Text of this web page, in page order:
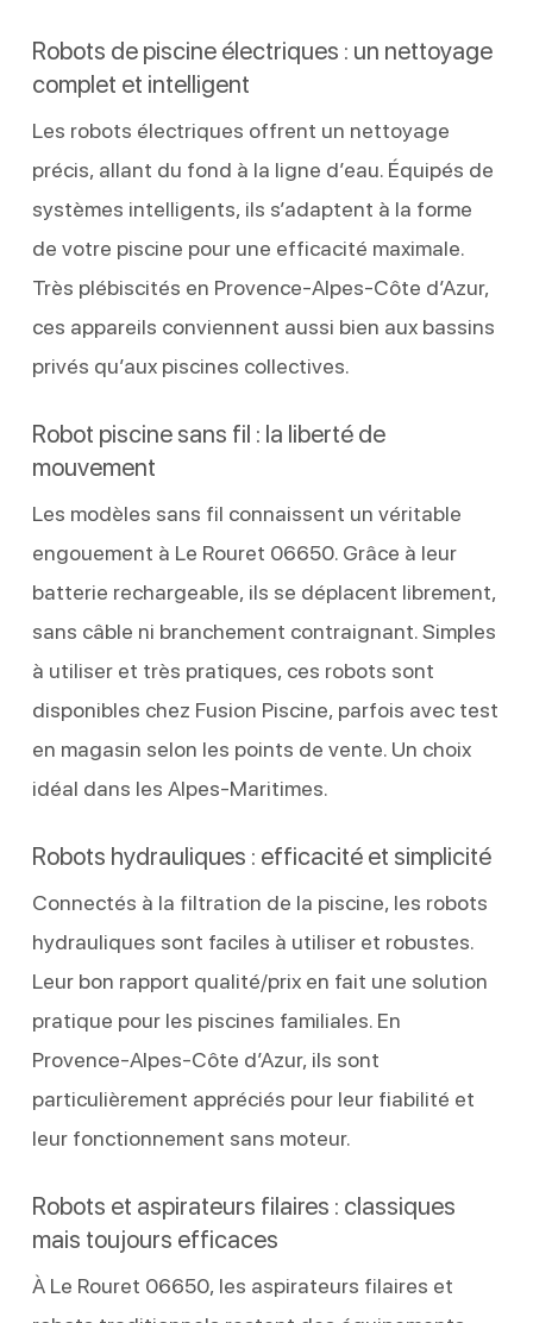
Robots de piscine électriques : un nettoyage
complet et intelligent
Les robots électriques offrent un nettoyage
précis, allant du fond à la ligne d’eau. Équipés de
systèmes intelligents, ils s’adaptent à la forme
de votre piscine pour une efficacité maximale.
Très plébiscités en Provence-Alpes-Côte d’Azur,
ces appareils conviennent aussi bien aux bassins
privés qu’aux piscines collectives.
Robot piscine sans fil : la liberté de
mouvement
Les modèles sans fil connaissent un véritable
engouement à Le Rouret 06650. Grâce à leur
batterie rechargeable, ils se déplacent librement,
sans câble ni branchement contraignant. Simples
à utiliser et très pratiques, ces robots sont
disponibles chez Fusion Piscine, parfois avec test
en magasin selon les points de vente. Un choix
idéal dans les Alpes-Maritimes.
Robots hydrauliques : efficacité et simplicité
Connectés à la filtration de la piscine, les robots
hydrauliques sont faciles à utiliser et robustes.
Leur bon rapport qualité/prix en fait une solution
pratique pour les piscines familiales. En
Provence-Alpes-Côte d’Azur, ils sont
particulièrement appréciés pour leur fiabilité et
leur fonctionnement sans moteur.
Robots et aspirateurs filaires : classiques
mais toujours efficaces
À Le Rouret 06650, les aspirateurs filaires et